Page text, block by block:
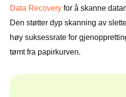
Data Recovery for å skanne
Den støtter dyp skanning av
høy suksessrate for
tømt fra papirkurven.